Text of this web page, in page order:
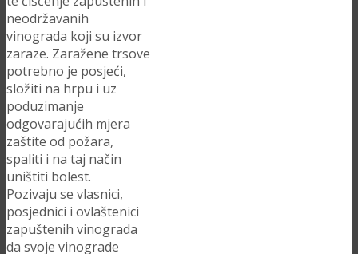
neodržavanih
vinograda koji su izvor
zaraze. Zaražene trsove
potrebno je posjeći,
složiti na hrpu i uz
poduzimanje
odgovarajućih mjera
zaštite od požara,
spaliti i na taj način
uništiti bolest.
Pozivaju se vlasnici,
posjednici i ovlaštenici
zapuštenih vinograda
da svoje vinograde